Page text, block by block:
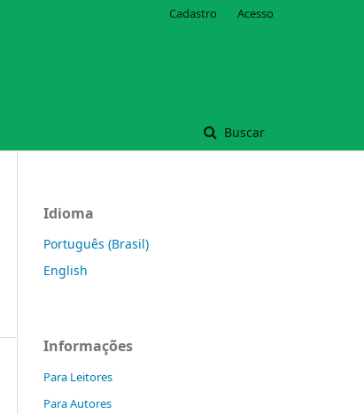
Buscar
Cadastro Acesso
Idioma
Português (Brasil)
English
Informações
Para Leitores
Para Autores